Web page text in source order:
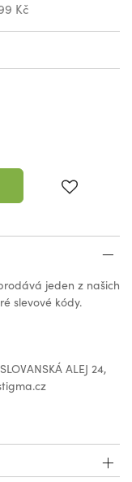
Kč
jeden z našich
slevové kódy.
ALEJ 24,